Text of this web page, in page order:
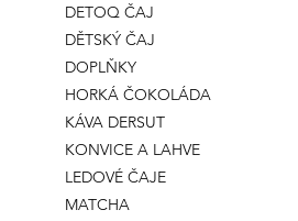
DETOQ ČAJ
DĚTSKÝ ČAJ
DOPLŇKY
HORKÁ ČOKOLÁDA
KÁVA DERSUT
KONVICE A LAHVE
LEDOVÉ ČAJE
MATCHA